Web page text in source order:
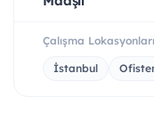
Çalışma Lokasyonları
İstanbul